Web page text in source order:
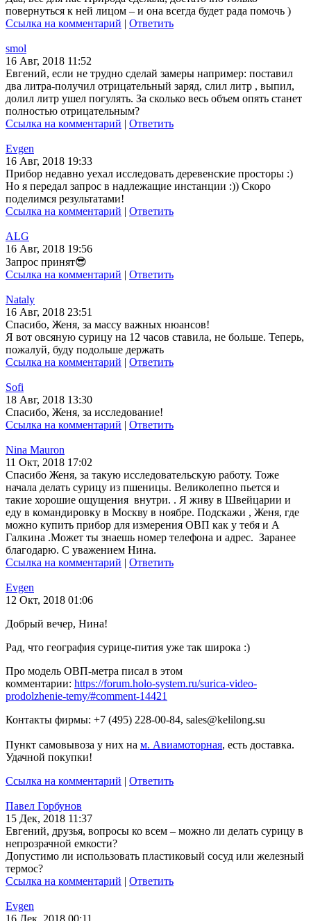
повернуться к ней лицом – и она всегда будет рада помочь )
Ссылка на комментарий | Ответить
smol
16 Авг, 2018 11:52
Евгений, если не трудно сделай замеры например: поставил
два литра-получил отрицательный заряд, слил литр , выпил,
долил литр ушел погулять. За сколько весь объем опять станет
полностью отрицательным?
Ссылка на комментарий | Ответить
Evgen
16 Авг, 2018 19:33
Прибор недавно уехал исследовать деревенские просторы :)
Но я передал запрос в надлежащие инстанции :)) Скоро
поделимся результатами!
Ссылка на комментарий | Ответить
ALG
16 Авг, 2018 19:56
Запрос принят😎
Ссылка на комментарий | Ответить
Nataly
16 Авг, 2018 23:51
Спасибо, Женя, за массу важных нюансов!
Я вот овсяную сурицу на 12 часов ставила, не больше. Теперь,
пожалуй, буду подольше держать
Ссылка на комментарий | Ответить
Sofi
18 Авг, 2018 13:30
Спасибо, Женя, за исследование!
Ссылка на комментарий | Ответить
Nina Mauron
11 Окт, 2018 17:02
Спасибо Женя, за такую исследовательскую работу. Тоже
начала делать сурицу из пшеницы. Великолепно пьется и
такие хорошие ощущения внутри. . Я живу в Швейцарии и
еду в командировку в Москву в ноябре. Подскажи , Женя, где
можно купить прибор для измерения ОВП как у тебя и А
Галкина .Может ты знаешь номер телефона и адрес. Заранее
благодарю. С уважением Нина.
Ссылка на комментарий | Ответить
Evgen
12 Окт, 2018 01:06
Добрый вечер, Нина!
Рад, что география сурице-пития уже так широка :)
Про модель ОВП-метра писал в этом
комментарии: https://forum.holo-system.ru/surica-video-
prodolzhenie-temy/#comment-14421
Контакты фирмы: +7 (495) 228-00-84, sales@kelilong.su
Пункт самовывоза у них на м. Авиамоторная, есть доставка.
Удачной покупки!
Ссылка на комментарий | Ответить
Павел Горбунов
15 Дек, 2018 11:37
Евгений, друзья, вопросы ко всем – можно ли делать сурицу в
непрозрачной емкости?
Допустимо ли использовать пластиковый сосуд или железный
термос?
Ссылка на комментарий | Ответить
Evgen
16 Дек, 2018 00:11